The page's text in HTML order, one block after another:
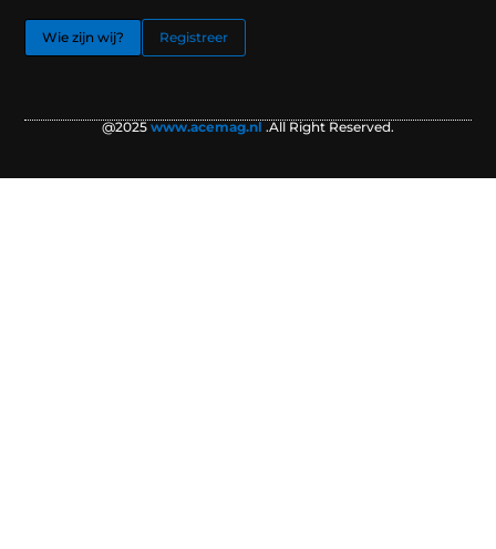
Wie zijn wij? Registreer
@2025www.acemag.nl .All Right Reserved.